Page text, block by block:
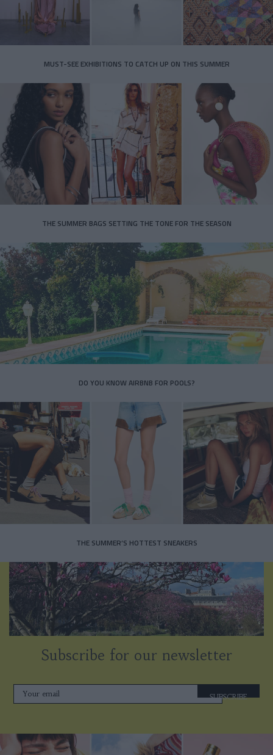
MUST-SEE EXHIBITIONS TO CATCH UP ON THIS SUMMER
THE SUMMER BAGS SETTING THE TONE FOR THE SEASON
DO YOU KNOW AIRBNB FOR POOLS?
THE SUMMER’S HOTTEST SNEAKERS
Subscribe for our newsletter
SUBSCRIBE